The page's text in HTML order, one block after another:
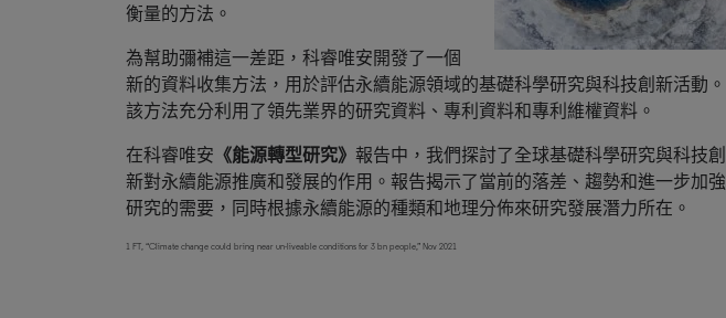
衡量的方法。
為幫助彌補這一差距，科睿唯安開發了一個
新的資料收集方法，用於評估永續能源領域的基礎科學研究與科技創新活動。
該方法充分利用了領先業界的研究資料、專利資料和專利維權資料。
在科睿唯安 《能源轉型研究》 報告中，我們探討了全球基礎科學研究與科技創
新對永續能源推廣和發展的作用。報告揭示了當前的落差、趨勢和進一步加強
研究的需要，同時根據永續能源的種類和地理分佈來研究發展潛力所在。
1 FT, “Climate change could bring near un-liveable conditions for 3 bn people,” Nov 2021